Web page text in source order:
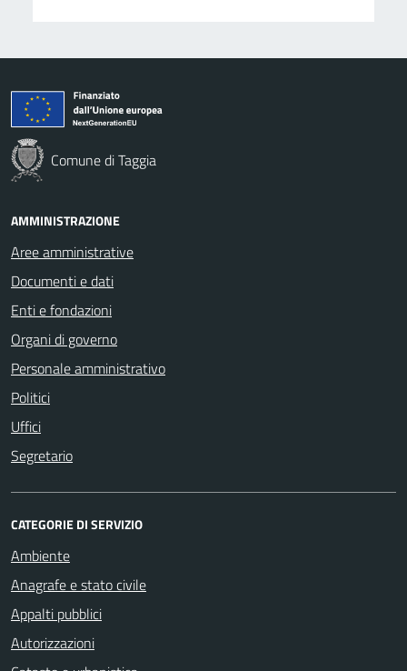
Comune di Taggia
AMMINISTRAZIONE
Aree amministrative
Documenti e dati
Enti e fondazioni
Organi di governo
Personale amministrativo
Politici
Uffici
Segretario
CATEGORIE DI SERVIZIO
Ambiente
Anagrafe e stato civile
Appalti pubblici
Autorizzazioni